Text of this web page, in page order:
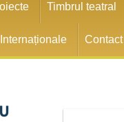
Timbrul teatral
Contact